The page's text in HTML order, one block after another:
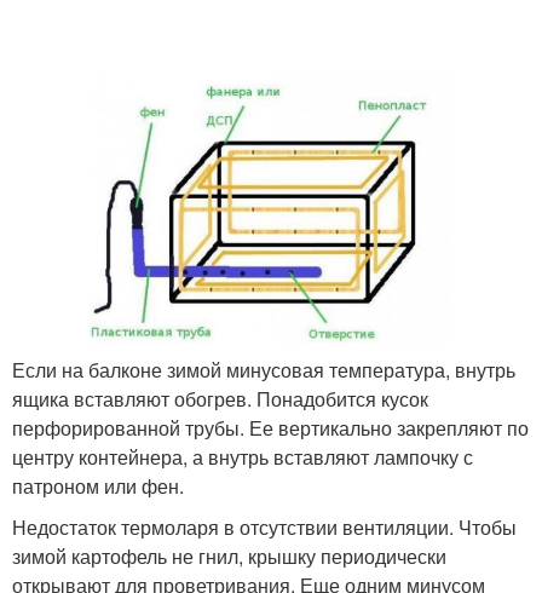
Если на балконе зимой минусовая температура, внутрь
ящика вставляют обогрев. Понадобится кусок
перфорированной трубы. Ее вертикально закрепляют по
центру контейнера, а внутрь вставляют лампочку с
патроном или фен.
Недостаток термоларя в отсутствии вентиляции. Чтобы
зимой картофель не гнил, крышку периодически
открывают для проветривания. Еще одним минусом